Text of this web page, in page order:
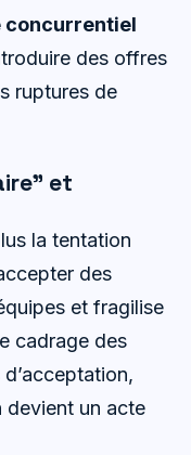
concurrentiel
des offres
ruptures de
et
la tentation
des
et fragilise
cadrage des
devient un acte